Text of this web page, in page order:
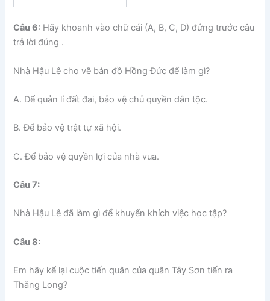
Câu 6: Hãy khoanh vào chữ cái (A, B, C, D) đứng trước câu
trả lời đúng .
Nhà Hậu Lê cho vẽ bản đồ Hồng Đức để làm gì?
A. Để quản lí đất đai, bảo vệ chủ quyền dân tộc.
B. Để bảo vệ trật tự xã hội.
C. Để bảo vệ quyền lợi của nhà vua.
Câu 7:
Nhà Hậu Lê đã làm gì để khuyến khích việc học tập?
Câu 8:
Em hãy kể lại cuộc tiến quân của quân Tây Sơn tiến ra
Thăng Long?